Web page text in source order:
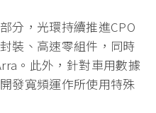
分，光環持續推進CPO
裝、高速零組件，同時
。此外，針對車用數據
發寬頻運作所使用特殊